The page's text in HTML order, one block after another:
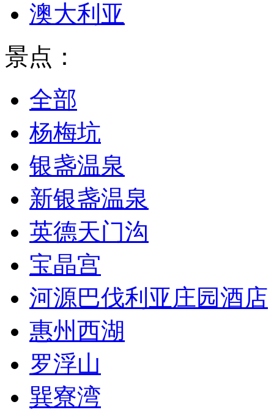
澳大利亚
景点：
全部
杨梅坑
银盏温泉
新银盏温泉
英德天门沟
宝晶宫
河源巴伐利亚庄园酒店
惠州西湖
罗浮山
巽寮湾